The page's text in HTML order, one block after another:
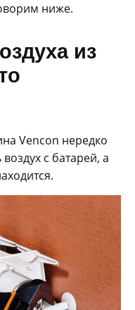
ниже.
из
Vencon нередко
с батарей, а